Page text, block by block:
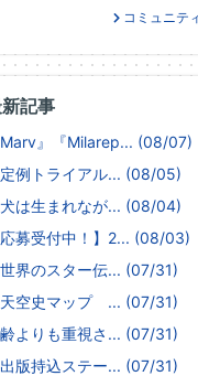
記事
Marv』『Milarep... (08/07)
定例トライアル... (08/05)
犬は生まれなが... (08/04)
応募受付中！】2... (08/03)
世界のスター伝... (07/31)
天空史マップ ... (07/31)
よりも重視さ... (07/31)
出版持込ステー... (07/31)
コミュニテ